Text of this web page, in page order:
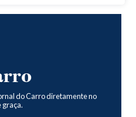
do Carro diretamente no
graça.